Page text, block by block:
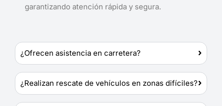
garantizando atención rápida y segura.
¿Ofrecen asistencia en carretera?
¿Realizan rescate de vehículos en zonas difíciles?